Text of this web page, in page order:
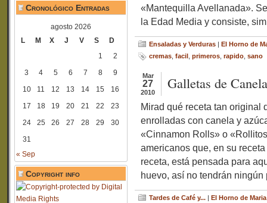
Cronológico Entradas
agosto 2026
L
M X J V S
D
1
2
3
4 5 6 7 8
9
10
11 12 13 14 15
16
17
18 19 20 21 22
23
24
25 26 27 28 29
30
31
« Sep
Copyright info
«Mantequilla Avellanada».
la Edad Media y consiste,
Ensaladas y Verduras | El Horno de
cremas facil primeros rapido sano
Mar
27
2010
Galletas de
Mirad qué receta tan original
enrolladas con canela y
«Cinnamon Rolls» o
americanos que, en su
receta, está pensada para
huevo, así no tendrán
Tardes de Café y... | El Horno de Maria